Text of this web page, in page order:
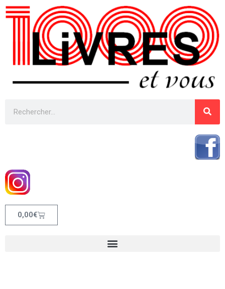
0,00€